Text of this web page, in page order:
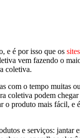
e é por isso que os sites
vem fazendo o
coletiva.
com o tempo muitas
coletiva podem
o produto mais fácil, e
e serviços: jantar